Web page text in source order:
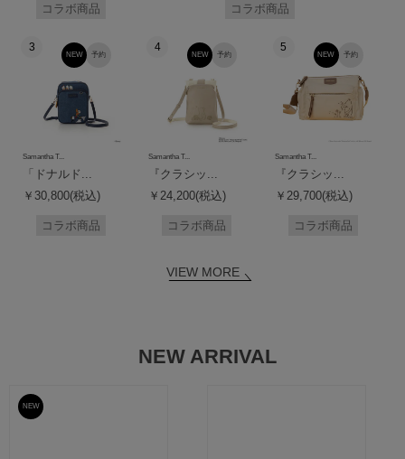
コラボ商品 コラボ商品
3
予約
NEW
Samantha T...
「ドナルド...
￥30,800(税込)
コラボ商品
4
予約
NEW
Samantha T...
『クラシッ...
￥24,200(税込)
コラボ商品
5
予約
NEW
Samantha T...
『クラシッ...
￥29,700(税込)
コラボ商品
VIEW MORE
NEW ARRIVAL
予約
NEW